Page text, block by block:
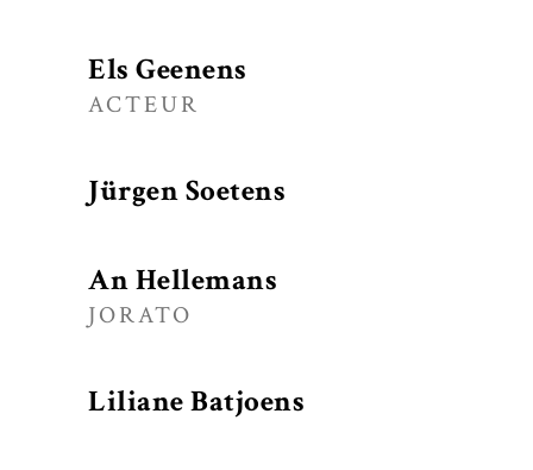
Els Geenens
ACTEUR
Jürgen Soetens
An Hellemans
JORATO
Liliane Batjoens